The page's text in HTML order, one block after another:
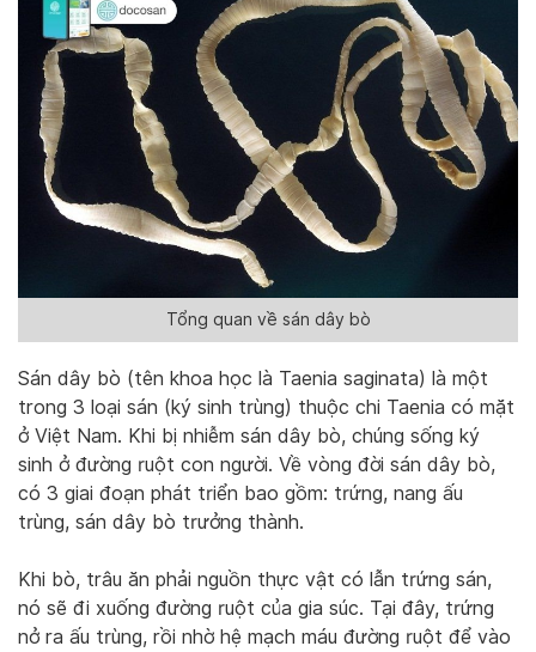
Tổng quan về sán dây bò
Sán dây bò (tên khoa học là Taenia saginata) là một
trong 3 loại sán (ký sinh trùng) thuộc chi Taenia có mặt
ở Việt Nam. Khi bị nhiễm sán dây bò, chúng sống ký
sinh ở đường ruột con người. Về vòng đời sán dây bò,
có 3 giai đoạn phát triển bao gồm: trứng, nang ấu
trùng, sán dây bò trưởng thành.
Khi bò, trâu ăn phải nguồn thực vật có lẫn trứng sán,
nó sẽ đi xuống đường ruột của gia súc. Tại đây, trứng
nở ra ấu trùng, rồi nhờ hệ mạch máu đường ruột để vào